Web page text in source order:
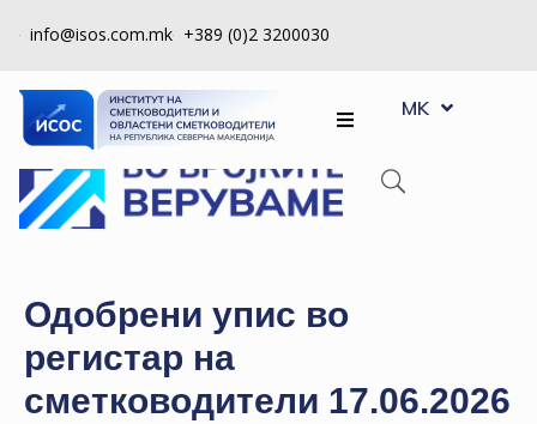
info@isos.com.mk +389 (0)2 3200030
ЗА
НАС
РЕГИСТРИ
КОНТРОЛА
НА
КВАЛИТЕТ
КАКО
MK
SQ
Одобрени упис во
регистар на
сметководители 17.06.2026